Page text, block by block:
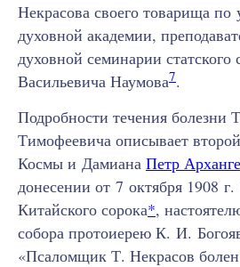
Некрасова своего товарища по
духовной академии,
духовной семинарии статского
Васильевича Наумова7.
Подробности течения болезни
Тимофеевича описывает
Космы и Дамиана Петр
донесении от 7 октября 1908
Китайского сорока*,
собора протоиерею К. И.
«Псаломщик Т. Некрасов